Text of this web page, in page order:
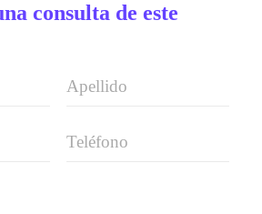
consulta de este